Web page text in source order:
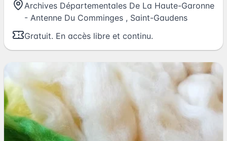
Archives Départementales De La Haute-Garonne
- Antenne Du Comminges , Saint-Gaudens
Gratuit. En accès libre et continu.